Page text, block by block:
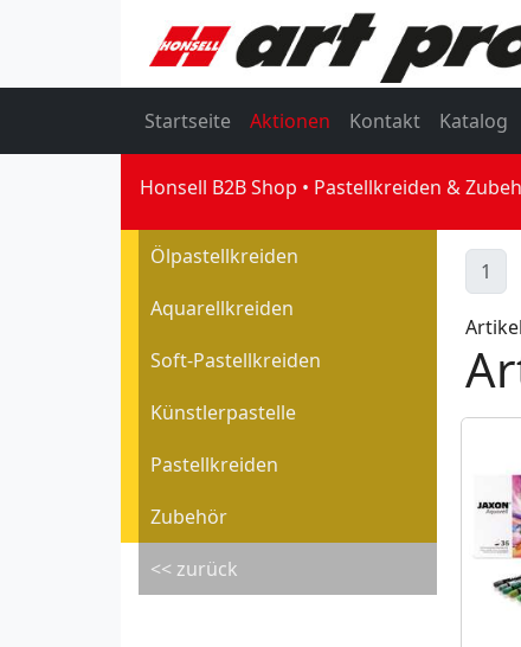
Startseite Aktionen Kontakt Katalog
Honsell B2B Shop Pastellkreiden &
Ölpastellkreiden
Aquarellkreiden
Soft-Pastellkreiden
Künstlerpastelle
Pastellkreiden
Zubehör
<< zurück
1